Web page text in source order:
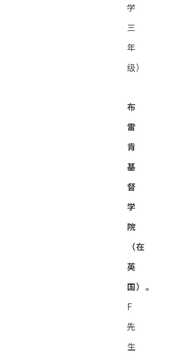
学
三
年
级）
布
雷
肯
基
督
学
院
（在
英
国）。
F
先
生